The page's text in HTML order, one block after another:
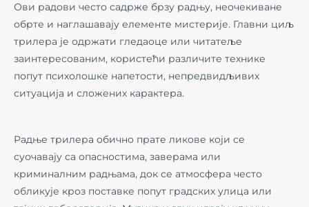
Ови радови често садрже брзу радњу, неочекиване
обрте и наглашавају елементе мистерије. Главни циљ
трилера је одржати гледаоце или читатеље
заинтересованим, користећи различите технике
попут психолошке напетости, непредвидљивих
ситуација и сложених карактера.
Радње трилера обично прате ликове који се
суочавају са опасностима, заверама или
криминалним радњама, док се атмосфера често
обликује кроз поставке попут градских улица или